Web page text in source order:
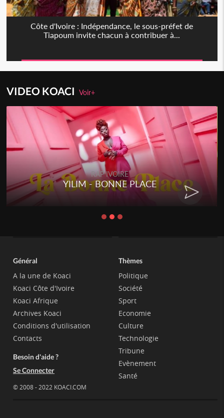
Côte d'Ivoire : Indépendance, le sous-préfet de
Tiapoum invite chacun à contribuer à...
VIDEO KOACIVoir+
RAP IVOIRE
YILIM - BONNE PLACE
Général
A la une de Koaci
Koaci Côte d'Ivoire
Koaci Afrique
Archives Koaci
Conditions d'utilisation
Contacts
Besoin d'aide ?
Se Connecter
© 2008 - 2022 KOACI.COM
Thèmes
Politique
Société
Sport
Economie
Culture
Technologie
Tribune
Evènement
Santé